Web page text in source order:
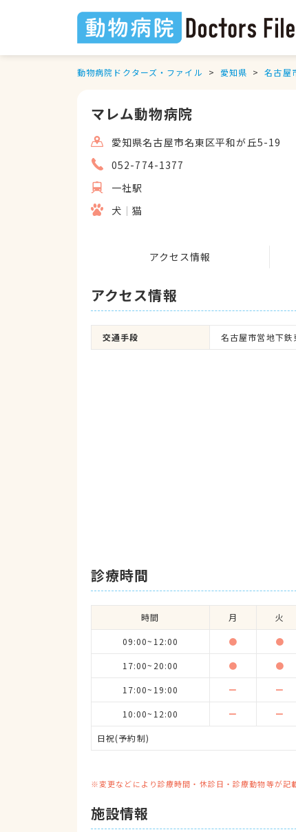
動物病院ドクターズ・ファイル 愛知県 名古屋
マレム動物病院
愛知県名古屋市名東区平和が丘5-19
052-774-1377
一社駅
犬
猫
アクセス情報
アクセス情報
交通手段 名古屋市営地下鉄
診療時間
時間 月 火
09:00~12:00 ● ●
17:00~20:00 ● ●
17:00~19:00 ー ー
10:00~12:00 ー ー
日祝(予約制)
※変更などにより診療時間・休診日・診療動物等が記
施設情報